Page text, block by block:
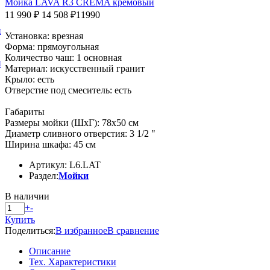
Мойка LAVA R3 CREMA кремовый
11 990 ₽ 14 508 ₽11990
Установка: врезная
Форма: прямоугольная
Количество чаш: 1 основная
Материал: искусственный гранит
Крыло: есть
Отверстие под смеситель: есть
Габариты
Размеры мойки (ШхГ): 78х50 см
Диаметр сливного отверстия: 3 1/2 "
Ширина шкафа: 45 см
Артикул: L6.LAT
Раздел:Мойки
В наличии
+-
Купить
Поделиться:В избранноеВ сравнение
Описание
Тех. Характеристики